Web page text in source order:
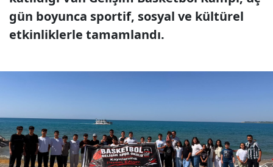
gün boyunca sportif, sosyal ve kültürel
etkinliklerle tamamlandı.